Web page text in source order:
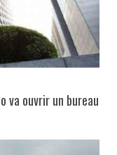
va ouvrir un bureau